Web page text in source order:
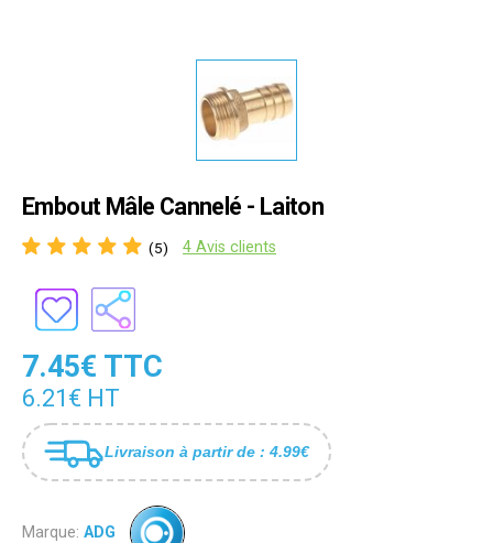
Embout Mâle Cannelé - Laiton
(5) 4 Avis clients
7.45€ TTC
6.21€ HT
Livraison à partir de : 4.99€
Marque: ADG